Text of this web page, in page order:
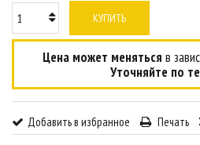
КУПИТЬ
Цена может меняться в
Уточняйте по
Добавить в избранное Печать